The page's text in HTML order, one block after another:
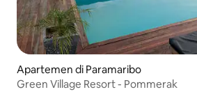
Apartemen di Paramaribo
Green Village Resort - Pommerak